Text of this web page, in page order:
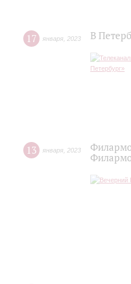
17 января 2023 В
13 января 2023